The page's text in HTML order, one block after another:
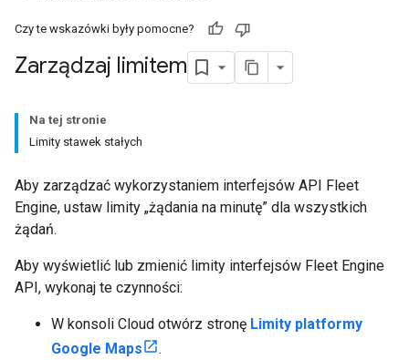
Czy te wskazówki były pomocne?
Zarządzaj limitem
Na tej stronie
Limity stawek stałych
Aby zarządzać wykorzystaniem interfejsów API Fleet
Engine, ustaw limity „żądania na minutę” dla wszystkich
żądań.
Aby wyświetlić lub zmienić limity interfejsów Fleet Engine
API, wykonaj te czynności:
W konsoli Cloud otwórz stronę Limity platformy
Google Maps
.